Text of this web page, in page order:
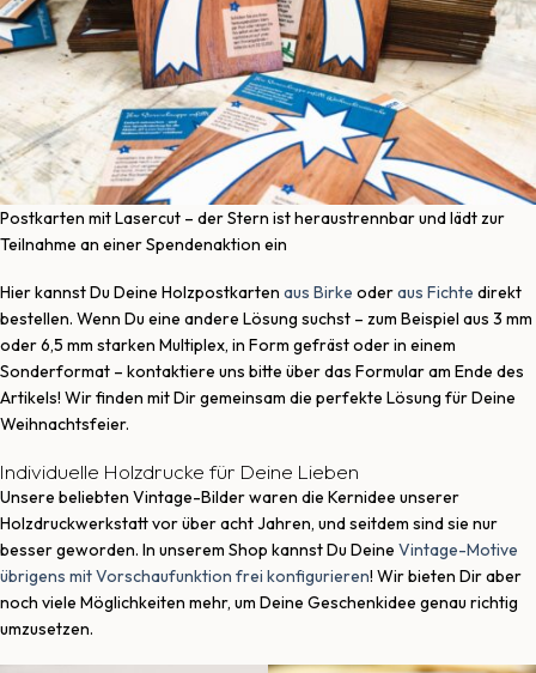
Postkarten mit Lasercut – der Stern ist heraustrennbar und lädt zur
Teilnahme an einer Spendenaktion ein
Hier kannst Du Deine Holzpostkarten aus Birke oderaus Fichte direkt
bestellen. Wenn Du eine andere Lösung suchst – zum Beispiel aus 3 mm
oder 6,5 mm starken Multiplex, in Form gefräst oder in einem
Sonderformat – kontaktiere uns bitte über das Formular am Ende des
Artikels! Wir finden mit Dir gemeinsam die perfekte Lösung für Deine
Weihnachtsfeier.
Individuelle Holzdrucke für Deine Lieben
Unsere beliebten Vintage-Bilder waren die Kernidee unserer
Holzdruckwerkstatt vor über acht Jahren, und seitdem sind sie nur
besser geworden. In unserem Shop kannst Du Deine Vintage-Motive
übrigens mit Vorschaufunktion frei konfigurieren! Wir bieten Dir aber
noch viele Möglichkeiten mehr, um Deine Geschenkidee genau richtig
umzusetzen.